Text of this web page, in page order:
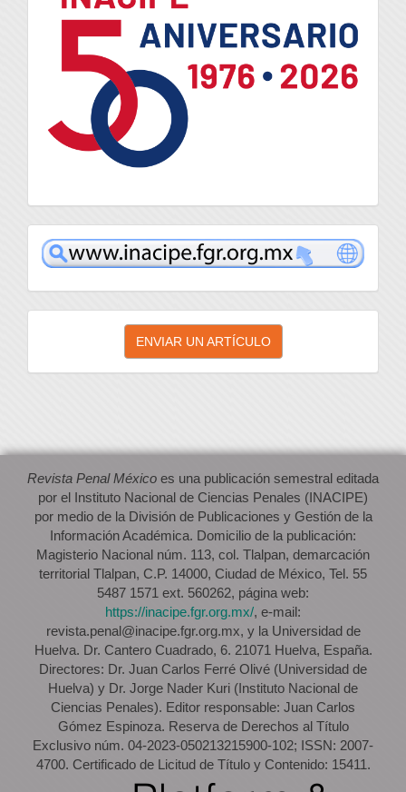
inacipe
Enviar
artículo
ENVIAR UN ARTÍCULO
Revista Penal México es una publicación semestral editada
por el Instituto Nacional de Ciencias Penales (INACIPE)
por medio de la División de Publicaciones y Gestión de la
Información Académica. Domicilio de la publicación:
Magisterio Nacional núm. 113, col. Tlalpan, demarcación
territorial Tlalpan, C.P. 14000, Ciudad de México, Tel. 55
5487 1571 ext. 560262, página web:
https://inacipe.fgr.org.mx/, e-mail:
revista.penal@inacipe.fgr.org.mx, y la Universidad de
Huelva. Dr. Cantero Cuadrado, 6. 21071 Huelva, España.
Directores: Dr. Juan Carlos Ferré Olivé (Universidad de
Huelva) y Dr. Jorge Nader Kuri (Instituto Nacional de
Ciencias Penales). Editor responsable: Juan Carlos
Gómez Espinoza. Reserva de Derechos al Título
Exclusivo núm. 04-2023-050213215900-102; ISSN: 2007-
4700. Certificado de Licitud de Título y Contenido: 15411.